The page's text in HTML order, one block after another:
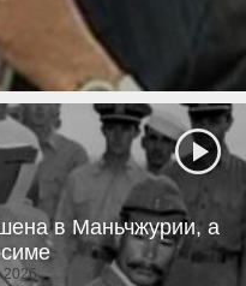
в Маньчжурии, а
2026